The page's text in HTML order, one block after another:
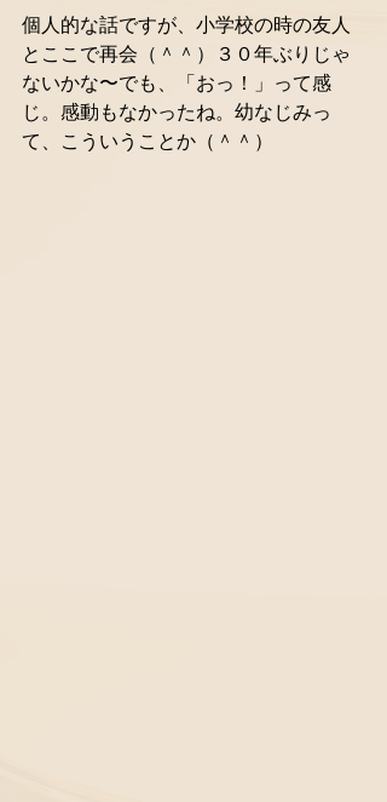
個人的な話ですが、小学校の時の友人
とここで再会（＾＾）３０年ぶりじゃ
ないかな〜でも、「おっ！」って感
じ。感動もなかったね。幼なじみっ
て、こういうことか（＾＾）